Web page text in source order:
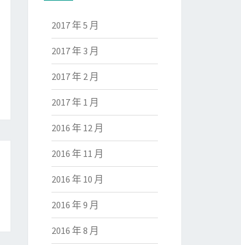
2017 年 5 月
2017 年 3 月
2017 年 2 月
2017 年 1 月
2016 年 12 月
2016 年 11 月
2016 年 10 月
2016 年 9 月
2016 年 8 月